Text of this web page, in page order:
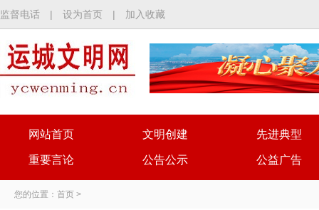
监督电话 | 设为首页 | 加入收藏
网站首页
重要言论
文明创建
公告公示
先进典型
公益广告
您的位置： 首页 >